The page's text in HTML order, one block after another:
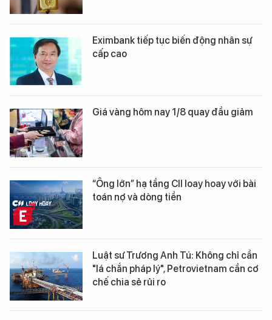
Eximbank tiếp tục biến động nhân sự
cấp cao
Giá vàng hôm nay 1/8 quay đầu giảm
“Ông lớn” hạ tầng CII loay hoay với bài
toán nợ và dòng tiền
Luật sư Trương Anh Tú: Không chỉ cần
"lá chắn pháp lý", Petrovietnam cần cơ
chế chia sẻ rủi ro